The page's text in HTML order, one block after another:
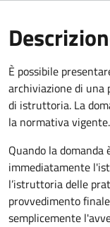
È possibile
archiviazione di una
di istruttoria. La
la normativa vigente.
Quando la
immediatamente
l’istruttoria delle
provvedimento
semplicemente